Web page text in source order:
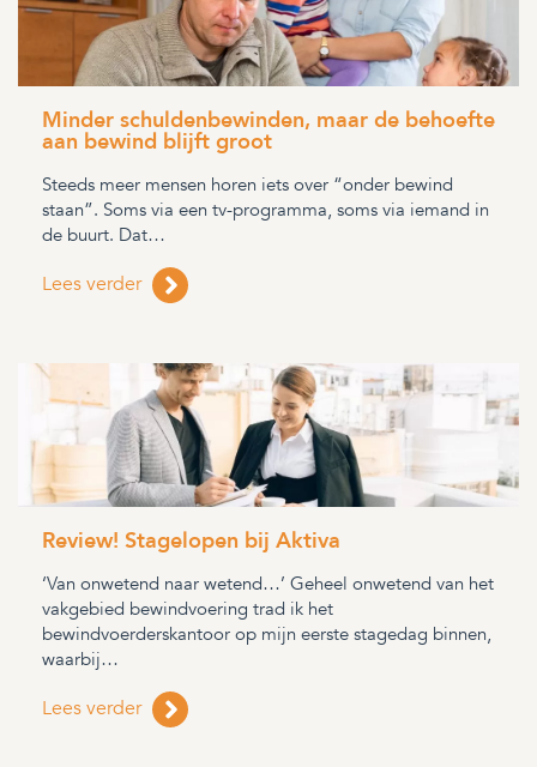
Minder schuldenbewinden, maar de behoefte
aan bewind blijft groot
Steeds meer mensen horen iets over “onder bewind
staan”. Soms via een tv-programma, soms via iemand in
de buurt. Dat…
Lees verder
Review! Stagelopen bij Aktiva
‘Van onwetend naar wetend…’ Geheel onwetend van het
vakgebied bewindvoering trad ik het
bewindvoerderskantoor op mijn eerste stagedag binnen,
waarbij…
Lees verder